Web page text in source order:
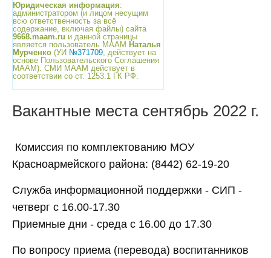
Юридическая информация:
администратором (и лицом несущим
всю ответственность за всё
содержание, включая файлы) сайта
9668.maam.ru и данной страницы
является пользователь МААМ Наталья
Мурченко (УИ №371709, действует на
основе Пользовательского Соглашения
МААМ). СМИ МААМ действует в
соответствии со ст. 1253.1 ГК РФ.
Вакантные места сентябрь 2022 г.
Комиссия по комплектованию МОУ
Красноармейского района: (8442) 62-19-20
Служба информационной поддержки - СИП -
четверг с 16.00-17.30
Приемные дни - среда с 16.00 до 17.30
По вопросу приема (перевода) воспитанников